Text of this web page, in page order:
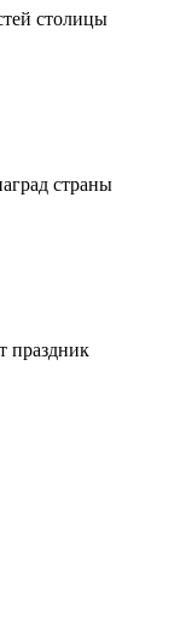
столицы
страны
праздник